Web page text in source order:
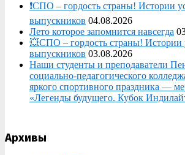
❗СПО – гордость страны! Истории
выпускников 04.08.2026
Лето которое запомнится навсегда
💥СПО – гордость страны! Истории
выпускников 03.08.2026
Наши студенты и преподаватели
социально‑педагогического
яркого спортивного праздника —
«Легенды будущего. Кубок
Архивы